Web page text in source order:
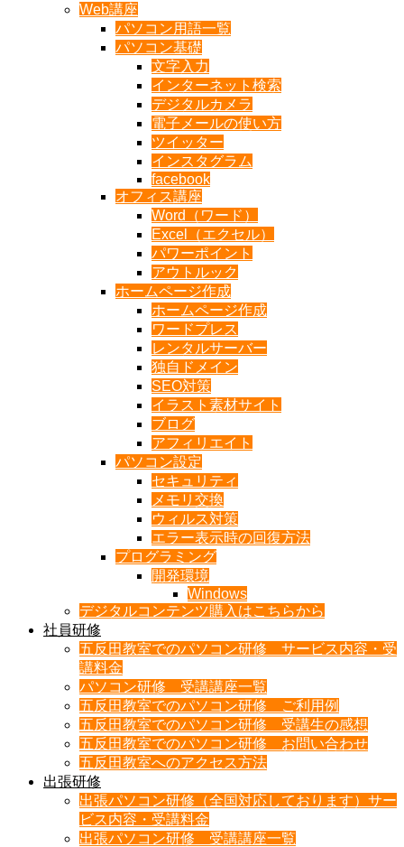
Web講座
パソコン用語一覧
パソコン基礎
文字入力
インターネット検索
デジタルカメラ
電子メールの使い方
ツイッター
インスタグラム
facebook
オフィス講座
Word（ワード）
Excel（エクセル）
パワーポイント
アウトルック
ホームページ作成
ホームページ作成
ワードプレス
レンタルサーバー
独自ドメイン
SEO対策
イラスト素材サイト
ブログ
アフィリエイト
パソコン設定
セキュリティ
メモリ交換
ウィルス対策
エラー表示時の回復方法
プログラミング
開発環境
Windows
デジタルコンテンツ購入はこちらから
社員研修
五反田教室でのパソコン研修 サービス内容・受
講料金
パソコン研修 受講講座一覧
五反田教室でのパソコン研修 ご利用例
五反田教室でのパソコン研修 受講生の感想
五反田教室でのパソコン研修 お問い合わせ
五反田教室へのアクセス方法
出張研修
出張パソコン研修（全国対応しております）サー
ビス内容・受講料金
出張パソコン研修 受講講座一覧